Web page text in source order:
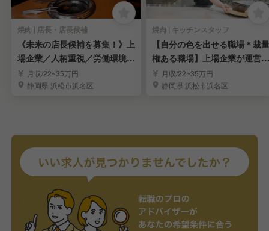
焼肉 | 店長・店長候補
《未来の店長候補を募集！》上
場企業／人柄重視／労働環境安
定／福利厚生充実
月収/22~35万円
静岡県 浜松市浜名区
焼肉 | キッチンスタッフ
【自分の色を出せる職場＊裁量
権ある職場】上場企業が運営す
る飲食店の店長候補
月収/22~35万円
静岡県 浜松市浜名区